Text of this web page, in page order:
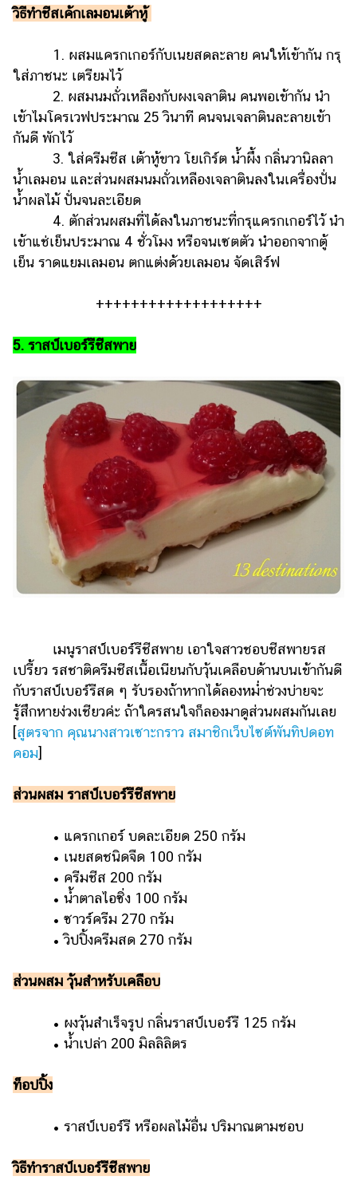
วิธีทำชีสเค้กเลมอนเต้าหู้
1. ผสมแครกเกอร์กับเนยสดละลาย คนให้เข้ากัน กรุ
ใส่ภาชนะ เตรียมไว้
2. ผสมนมถั่วเหลืองกับผงเจลาติน คนพอเข้ากัน นำ
เข้าไมโครเวฟประมาณ 25 วินาที คนจนเจลาตินละลายเข้า
กันดี พักไว้
3. ใส่ครีมชีส เต้าหู้ขาว โยเกิร์ต น้ำผึ้ง กลิ่นวานิลลา
น้ำเลมอน และส่วนผสมนมถั่วเหลืองเจลาตินลงในเครื่องปั่น
น้ำผลไม้ ปั่นจนละเอียด
4. ตักส่วนผสมที่ได้ลงในภาชนะที่กรุแครกเกอร์ไว้ นำ
เข้าแช่เย็นประมาณ 4 ชั่วโมง หรือจนเซตตัว นำออกจากตู้
เย็น ราดแยมเลมอน ตกแต่งด้วยเลมอน จัดเสิร์ฟ
+++++++++++++++++++
5. ราสป์เบอร์รีชีสพาย
เมนูราสป์เบอร์รีชีสพาย เอาใจสาวชอบชีสพายรส
เปรี้ยว รสชาติครีมชีสเนื้อเนียนกับวุ้นเคลือบด้านบนเข้ากันดี
กับราสป์เบอร์รีสด ๆ รับรองถ้าหากได้ลองหม่ำช่วงบ่ายจะ
รู้สึกหายง่วงเชียวค่ะ ถ้าใครสนใจก็ลองมาดูส่วนผสมกันเลย
[สูตรจาก คุณนางสาวเซาะกราว สมาชิกเว็บไซต์พันทิปดอท
คอม]
ส่วนผสม ราสป์เบอร์รีชีสพาย
• แครกเกอร์ บดละเอียด 250 กรัม
• เนยสดชนิดจืด 100 กรัม
• ครีมชีส 200 กรัม
• น้ำตาลไอซิ่ง 100 กรัม
• ซาวร์ครีม 270 กรัม
• วิปปิ้งครีมสด 270 กรัม
ส่วนผสม วุ้นสำหรับเคลือบ
• ผงวุ้นสำเร็จรูป กลิ่นราสป์เบอร์รี 125 กรัม
• น้ำเปล่า 200 มิลลิลิตร
ท็อปปิ้ง
• ราสป์เบอร์รี หรือผลไม้อื่น ปริมาณตามชอบ
วิธีทำราสป์เบอร์รีชีสพาย